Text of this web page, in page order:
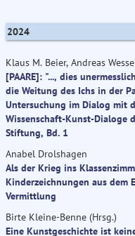
2024
Klaus M. Beier, Andreas
[PAARE]: "..., dies
die Weitung des Ichs in der
Untersuchung im Dialog mit
Wissenschaft-Kunst-Dialoge
Stiftung, Bd. 1
Anabel Drolshagen
Als der Krieg ins
Kinderzeichnungen aus dem
Vermittlung
Birte Kleine-Benne (Hrsg.)
Eine Kunstgeschichte ist